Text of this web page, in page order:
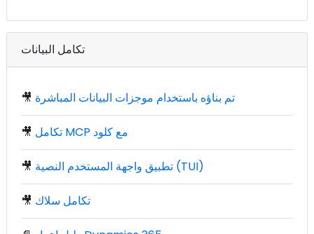
تكامل البيانات
🎥 تم بناؤه باستخدام موجزات البيانات المباشرة
🎥 تكامل MCP مع كلود
🎥 تطبيق واجهة المستخدم النصية (TUI)
🎥 تكامل سلاك